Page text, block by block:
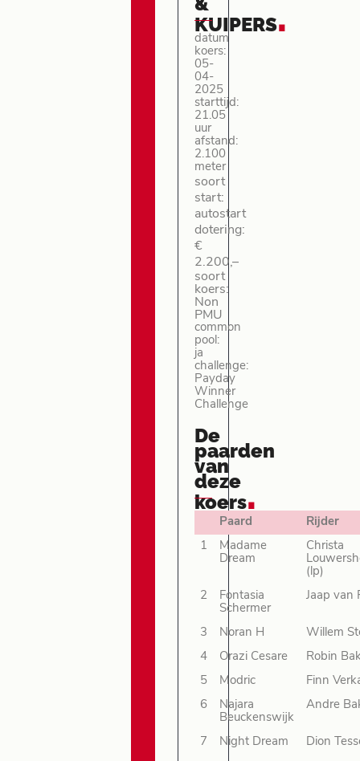
KUIPERS.
datum
koers:
05-
04-
2025
starttijd:
21.05
uur
afstand:
2.100
meter
soort
start:
autostart
dotering:
€
2.200,–
soort
koers:
Non
PMU
common
pool:
ja
challenge:
Payday
Winner
Challenge
De
paarden
van
deze
koers.
Paard
Rijder
1
Madame
Dream
Christa
(lp)
2
Fontasia
Schermer
Jaap van
3 Noran H
Willem
4
Orazi Cesare
Robin
5
Modric
Finn
6
Najara
Beuckenswijk
Andre
7 Night Dream Dion